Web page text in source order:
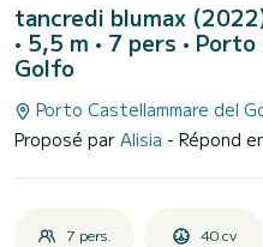
tancredi blumax
• 5,5 m • 7 pers • Porto
Golfo
Porto Castellammare del
Proposé par Alisia - Répond
7 pers. 40 cv